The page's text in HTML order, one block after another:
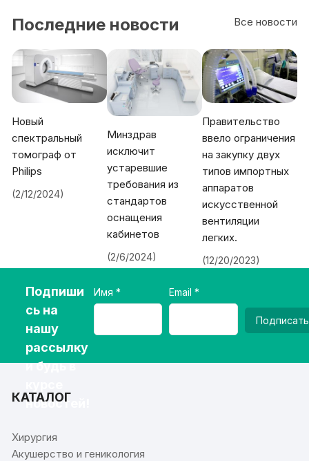
e III
Все новости
Последние новости
Новый
спектральный
томограф от
Philips
(2/12/2024)
Минздрав
исключит
устаревшие
требования из
стандартов
оснащения
кабинетов
(2/6/2024)
Правительство
ввело ограничения
на закупку двух
типов импортных
аппаратов
искусственной
вентиляции
легких.
(12/20/2023)
Подпиши
сь на
нашу
рассылку
и будь в
новостей!
Имя Email
КАТАЛОГ
Хирургия
Акушерство и геникология